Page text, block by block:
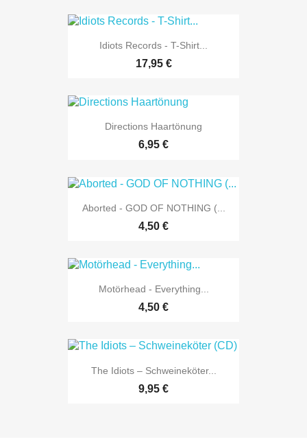
Idiots Records - T-Shirt...
17,95 €
Directions Haartönung
6,95 €
Aborted - GOD OF NOTHING (...
4,50 €
Motörhead - Everything...
4,50 €
The Idiots – Schweineköter...
9,95 €